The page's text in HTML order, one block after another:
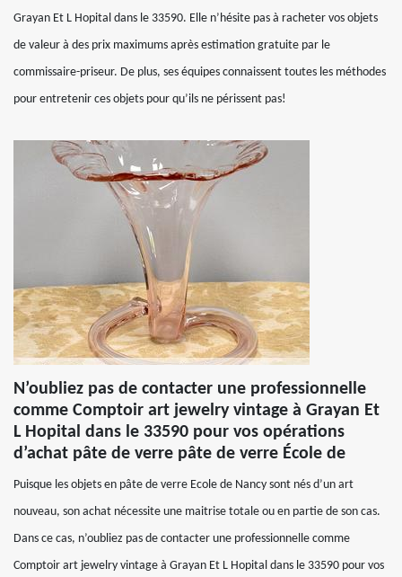
Grayan Et L Hopital dans le 33590. Elle n’hésite pas à racheter vos objets
de valeur à des prix maximums après estimation gratuite par le
commissaire-priseur. De plus, ses équipes connaissent toutes les méthodes
pour entretenir ces objets pour qu’ils ne périssent pas!
N’oubliez pas de contacter une professionnelle
comme Comptoir art jewelry vintage à Grayan Et
L Hopital dans le 33590 pour vos opérations
d’achat pâte de verre pâte de verre École de
Puisque les objets en pâte de verre Ecole de Nancy sont nés d’un art
nouveau, son achat nécessite une maitrise totale ou en partie de son cas.
Dans ce cas, n’oubliez pas de contacter une professionnelle comme
Comptoir art jewelry vintage à Grayan Et L Hopital dans le 33590 pour vos